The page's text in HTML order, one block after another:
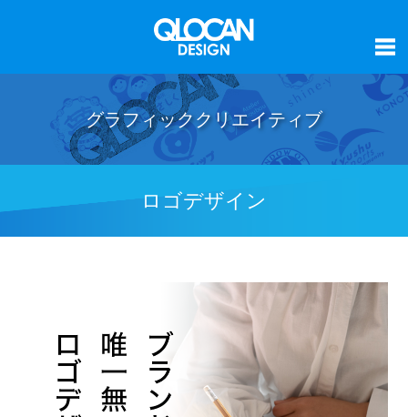
グラフィッククリエイティブ
ロゴデザイン